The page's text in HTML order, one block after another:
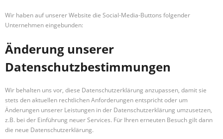
Wir haben auf unserer Website die Social-Media-Buttons folgender
Unternehmen eingebunden:
Änderung unserer
Datenschutzbestimmungen
Wir behalten uns vor, diese Datenschutzerklärung anzupassen, damit sie
stets den aktuellen rechtlichen Anforderungen entspricht oder um
Änderungen unserer Leistungen in der Datenschutzerklärung umzusetzen,
z.B. bei der Einführung neuer Services. Für Ihren erneuten Besuch gilt dann
die neue Datenschutzerklärung.